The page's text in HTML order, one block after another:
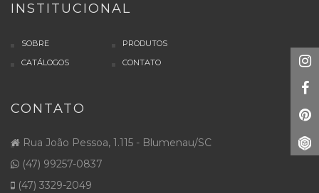
INSTITUCIONAL
SOBRE
PRODUTOS
CATÁLOGOS
CONTATO
CONTATO
Rua João Pessoa, 1.115 - Blumenau/SC
(47) 99257-0837
(47) 3329-2049